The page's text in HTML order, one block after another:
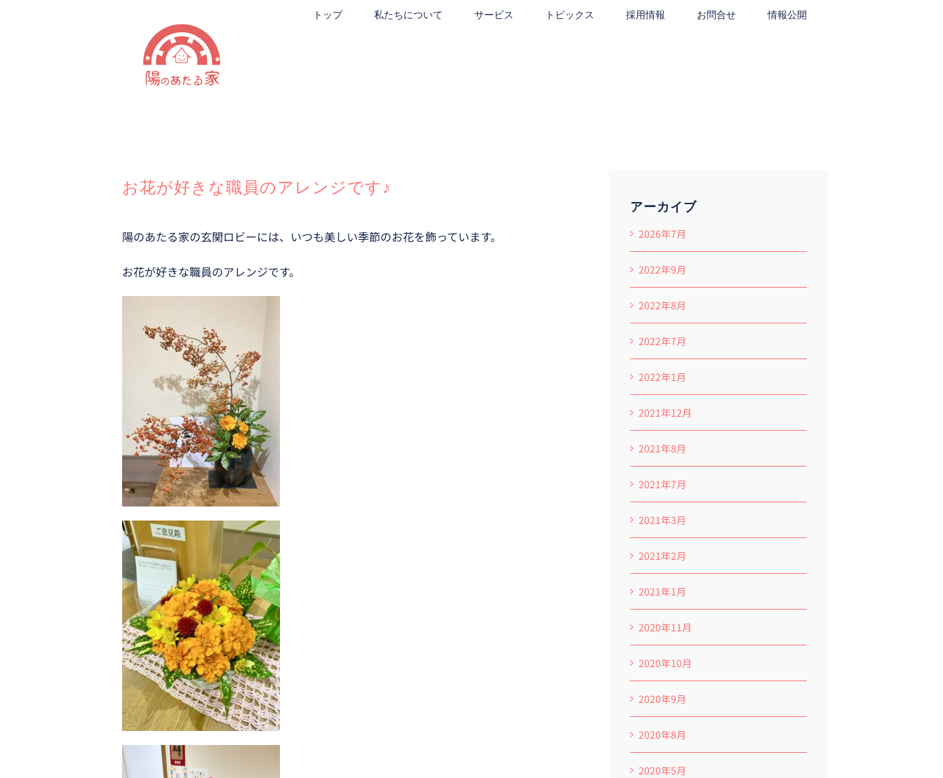
トップ 私たちについて サービス トピックス 採用情報 お問合せ 情報公開
お花が好きな職員のアレンジです♪
陽のあたる家の玄関ロビーには、いつも美しい季節のお花を飾っています。
お花が好きな職員のアレンジです。
アーカイブ
2026年7月
2022年9月
2022年8月
2022年7月
2022年1月
2021年12月
2021年8月
2021年7月
2021年3月
2021年2月
2021年1月
2020年11月
2020年10月
2020年9月
2020年8月
2020年5月